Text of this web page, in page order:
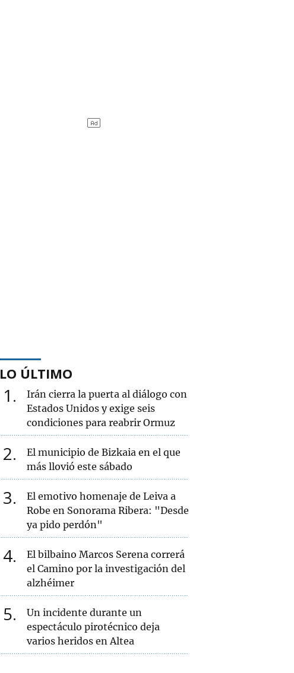
LO ÚLTIMO
1
Irán cierra la puerta al diálogo con
Estados Unidos y exige seis
condiciones para reabrir Ormuz
2
El municipio de Bizkaia en el que
más llovió este sábado
3
El emotivo homenaje de Leiva a
Robe en Sonorama Ribera: "Desde
ya pido perdón"
4
El bilbaino Marcos Serena correrá
el Camino por la investigación del
alzhéimer
5
Un incidente durante un
espectáculo pirotécnico deja
varios heridos en Altea